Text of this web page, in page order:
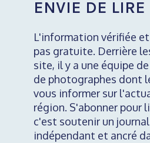
ENVIE DE LIRE
L'information vérifiée
pas gratuite. Derrière
site, il y a une équipe
de photographes dont
vous informer sur
région. S'abonner pour
c'est soutenir un
indépendant et ancré